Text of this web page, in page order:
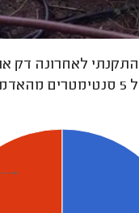
לאחרונה דק